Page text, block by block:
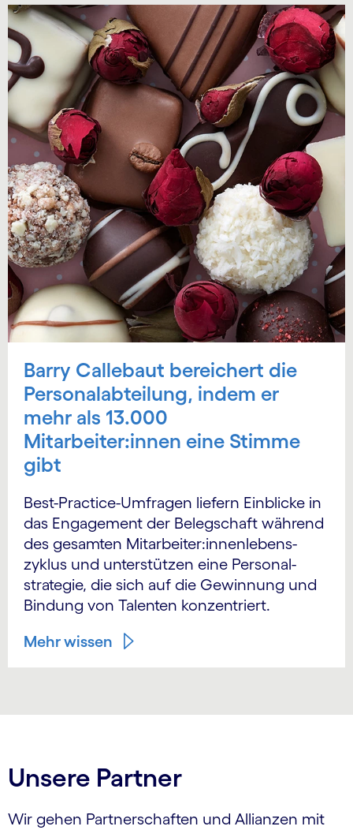
Barry Callebaut bereichert die
Personalabteilung, indem er
mehr als 13.000
Mitarbeiter:innen eine Stimme
gibt
Best-Practice-Umfragen liefern Einblicke in
das Engagement der Belegschaft während
des gesamten Mitarbeiter:innen­lebens­
zyklus und unter­stützen eine Personal­
strategie, die sich auf die Gewinnung und
Bindung von Talenten konzentriert.
Mehr wissen
Unsere Partner
Wir gehen Partnerschaften und Allianzen mit